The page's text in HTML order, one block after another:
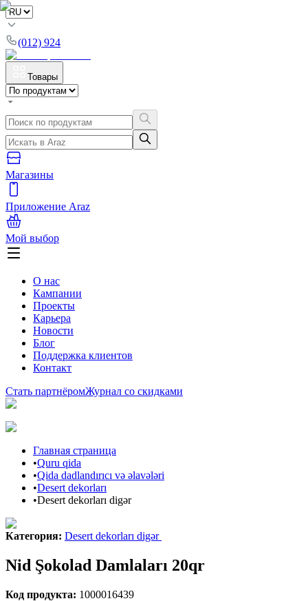
(012) 924
Товары
Магазины
Приложение Araz
Мой выбор
О нас
Кампании
Проекты
Карьера
Новости
Блог
Поддержка клиентов
Контакт
Стать партнёромЖурнал со скидками
Главная страница
•Quru qida
•Qida dadlandırıcı və əlavələri
•Desert dekorları
•Desert dekorları digər
Категория: Desert dekorları digər
Nid Şokolad Damlaları 20qr
Код продукта: 1000016439